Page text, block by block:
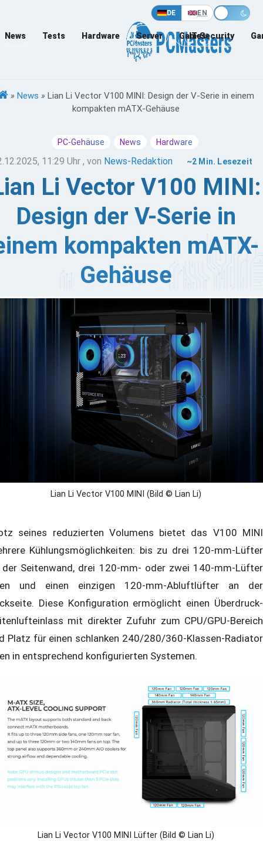
DE EN
News Tests Hardware Server Games
IT-Security
» News » Lian Li Vector V100 MINI: Design der V-Serie in einem
kompakten mATX-Gehäuse
PC-Gehäuse News Hardware
11:29 Uhr , von News-Redaktion ~2 Min. Lesezeit
Li Vector V100 MINI:
Design der V-Serie in
kompakten mATX-
Gehäuse
Gehäuse, das das Aussehen und Layout des
V100 auf kleinerer Fläche zusammenfasst,
dabei auf Belüftungsoptionen zu verzichten. Das
richtet sich an kompakte Builder, die trotzdem
Luftstrom von oben nach unten und seitliche
eine Präsentation aus gehärtetem Glas und
für lange Grafikkarten wollen.
Lian Li Vector V100 MINI (Bild © Lian Li)
seines reduzierten Volumens bietet das V100 MINI
Kühlungsmöglichkeiten: bis zu drei 120-mm-Lüfter
der Seitenwand, drei 120-mm- oder zwei 140-mm-Lüfter
und einen einzigen 120-mm-Abluftlüfter an der
Diese Konfiguration ermöglicht einen Überdruck-
mit direkter Zufuhr zum CPU/GPU-Bereich
Platz für einen schlanken 240/280/360-Klassen-Radiator
in entsprechend konfigurierten Systemen.
Lian Li Vector V100 MINI Lüfter (Bild © Lian Li)